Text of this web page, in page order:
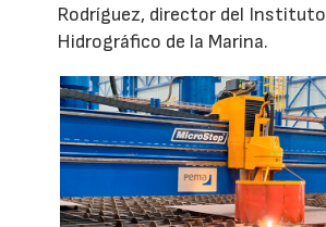
Rodríguez, director del Instituto
Hidrográfico de la Marina.